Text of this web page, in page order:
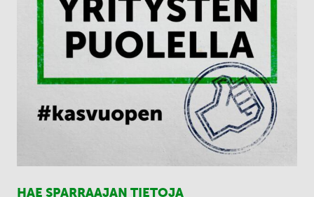
HAE SPARRAAJAN TIETOJA